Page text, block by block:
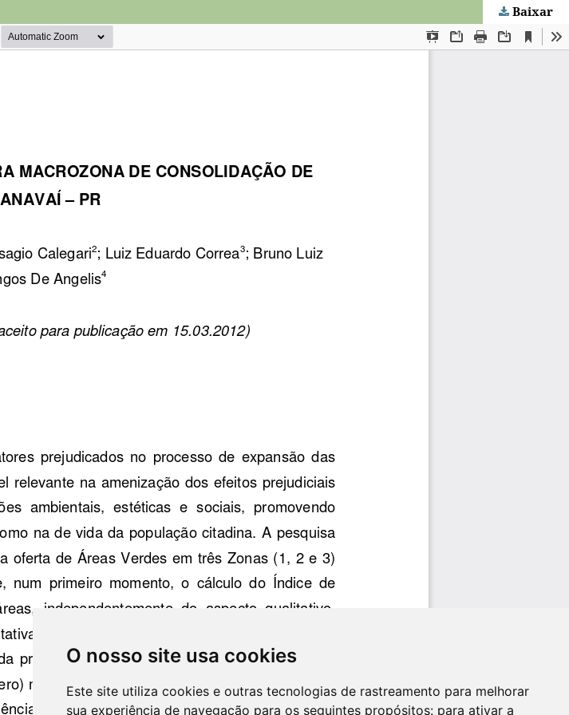
O nosso site usa cookies
Este site utiliza cookies e outras tecnologias de rastreamento para melhorar
sua experiência de navegação para os seguintes propósitos: para ativar a
Baixar